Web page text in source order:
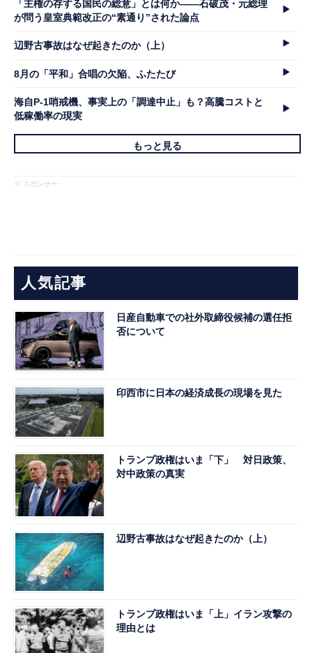
「主権の存する国民の総意」とは何か――石破茂・元総理
が問う皇室典範改正の“素通り”された論点
辺野古事故はなぜ起きたのか（上）
8月の「平和」合唱の欠陥、ふたたび
海自P-1哨戒機、事実上の「調達中止」も？高騰コストと
低稼働率の現実
もっと見る
※ スポンサー
人気記事
日産自動車での社外取締役候補の選任拒
否について
印西市に日本の経済成長の現場を見た
トランプ政権はいま「下」 対日政策、
対中政策の真実
辺野古事故はなぜ起きたのか（上）
トランプ政権はいま「上」イラン攻撃の
理由とは